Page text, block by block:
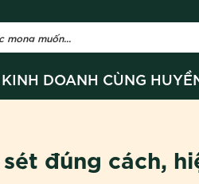
Về Huyền Phi
submenu for Sản phẩm
KINH DOANH CÙNG
đúng cách,